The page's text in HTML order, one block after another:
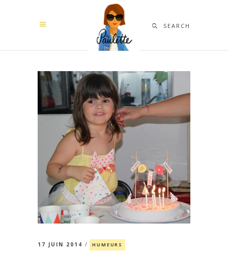
SEARCH
17 JUIN 2014 HUMEURS